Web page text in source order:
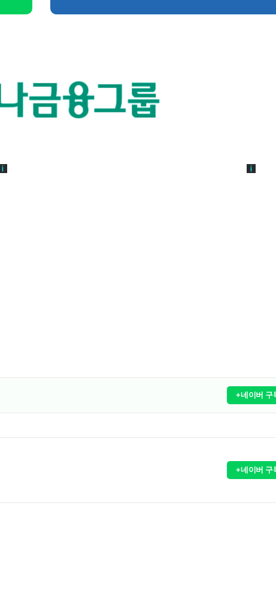
+네이버 구
+네이버 구